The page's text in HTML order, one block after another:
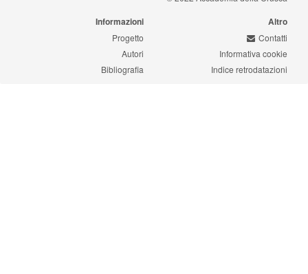
Informazioni
Progetto
Autori
Bibliografia
Altro
Contatti
Informativa cookie
Indice retrodatazioni